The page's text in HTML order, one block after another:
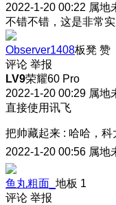
2022-1-20 00:22 属地
不错不错，这是非常实
Observer1408板凳 赞
评论 举报
LV9荣耀60 Pro
2022-1-20 00:29 属地
直接使用讯飞
把帅藏起来 : 哈哈，科
2022-1-20 00:56 属地
鱼丸粗面_ 地板 1
评论 举报